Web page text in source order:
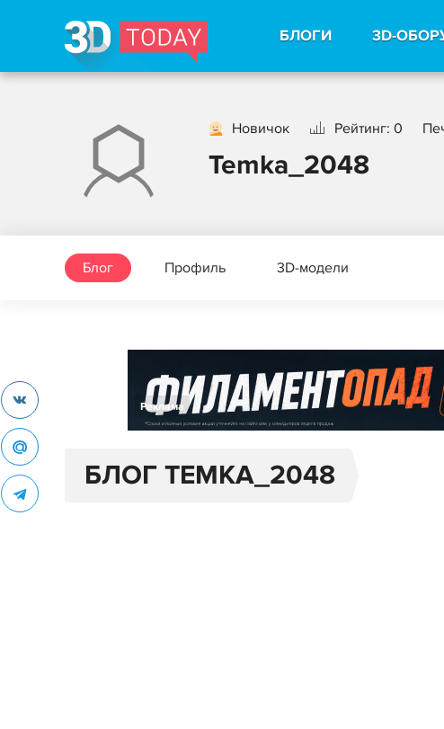
БЛОГИ 3D-
Новичок Рейтинг: 0
Temka_2048
Блог Профиль 3D-модели
Реклама
БЛОГ TEMKA_2048